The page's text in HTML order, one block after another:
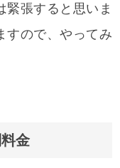
緊張すると思いま
すので、やってみ
金